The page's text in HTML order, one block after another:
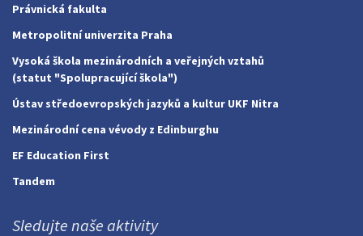
Právnická fakulta
Metropolitní univerzita Praha
Vysoká škola mezinárodních a veřejných vztahů
(statut "Spolupracující škola")
Ústav středoevropských jazyků a kultur UKF Nitra
Mezinárodní cena vévody z Edinburghu
EF Education First
Tandem
Sledujte naše aktivity